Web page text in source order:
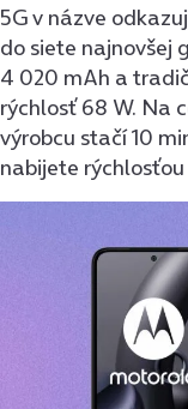
5G v názve
do siete najnovšej
4 020 mAh a
rýchlosť 68 W. Na
výrobcu stačí 10
nabijete rýchlosťou